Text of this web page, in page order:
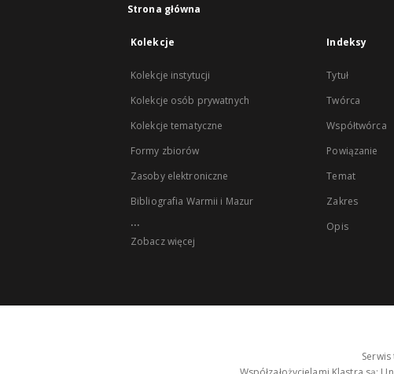
Strona główna
Kolekcje
Kolekcje instytucji
Kolekcje osób prywatnych
Kolekcje tematyczne
Formy zbiorów
Zasoby elektroniczne
Bibliografia Warmii i Mazur
...
Zobacz więcej
Indeksy
Tytuł
Twórca
Współtwórca
Powiązanie
Temat
Zakres
Opis